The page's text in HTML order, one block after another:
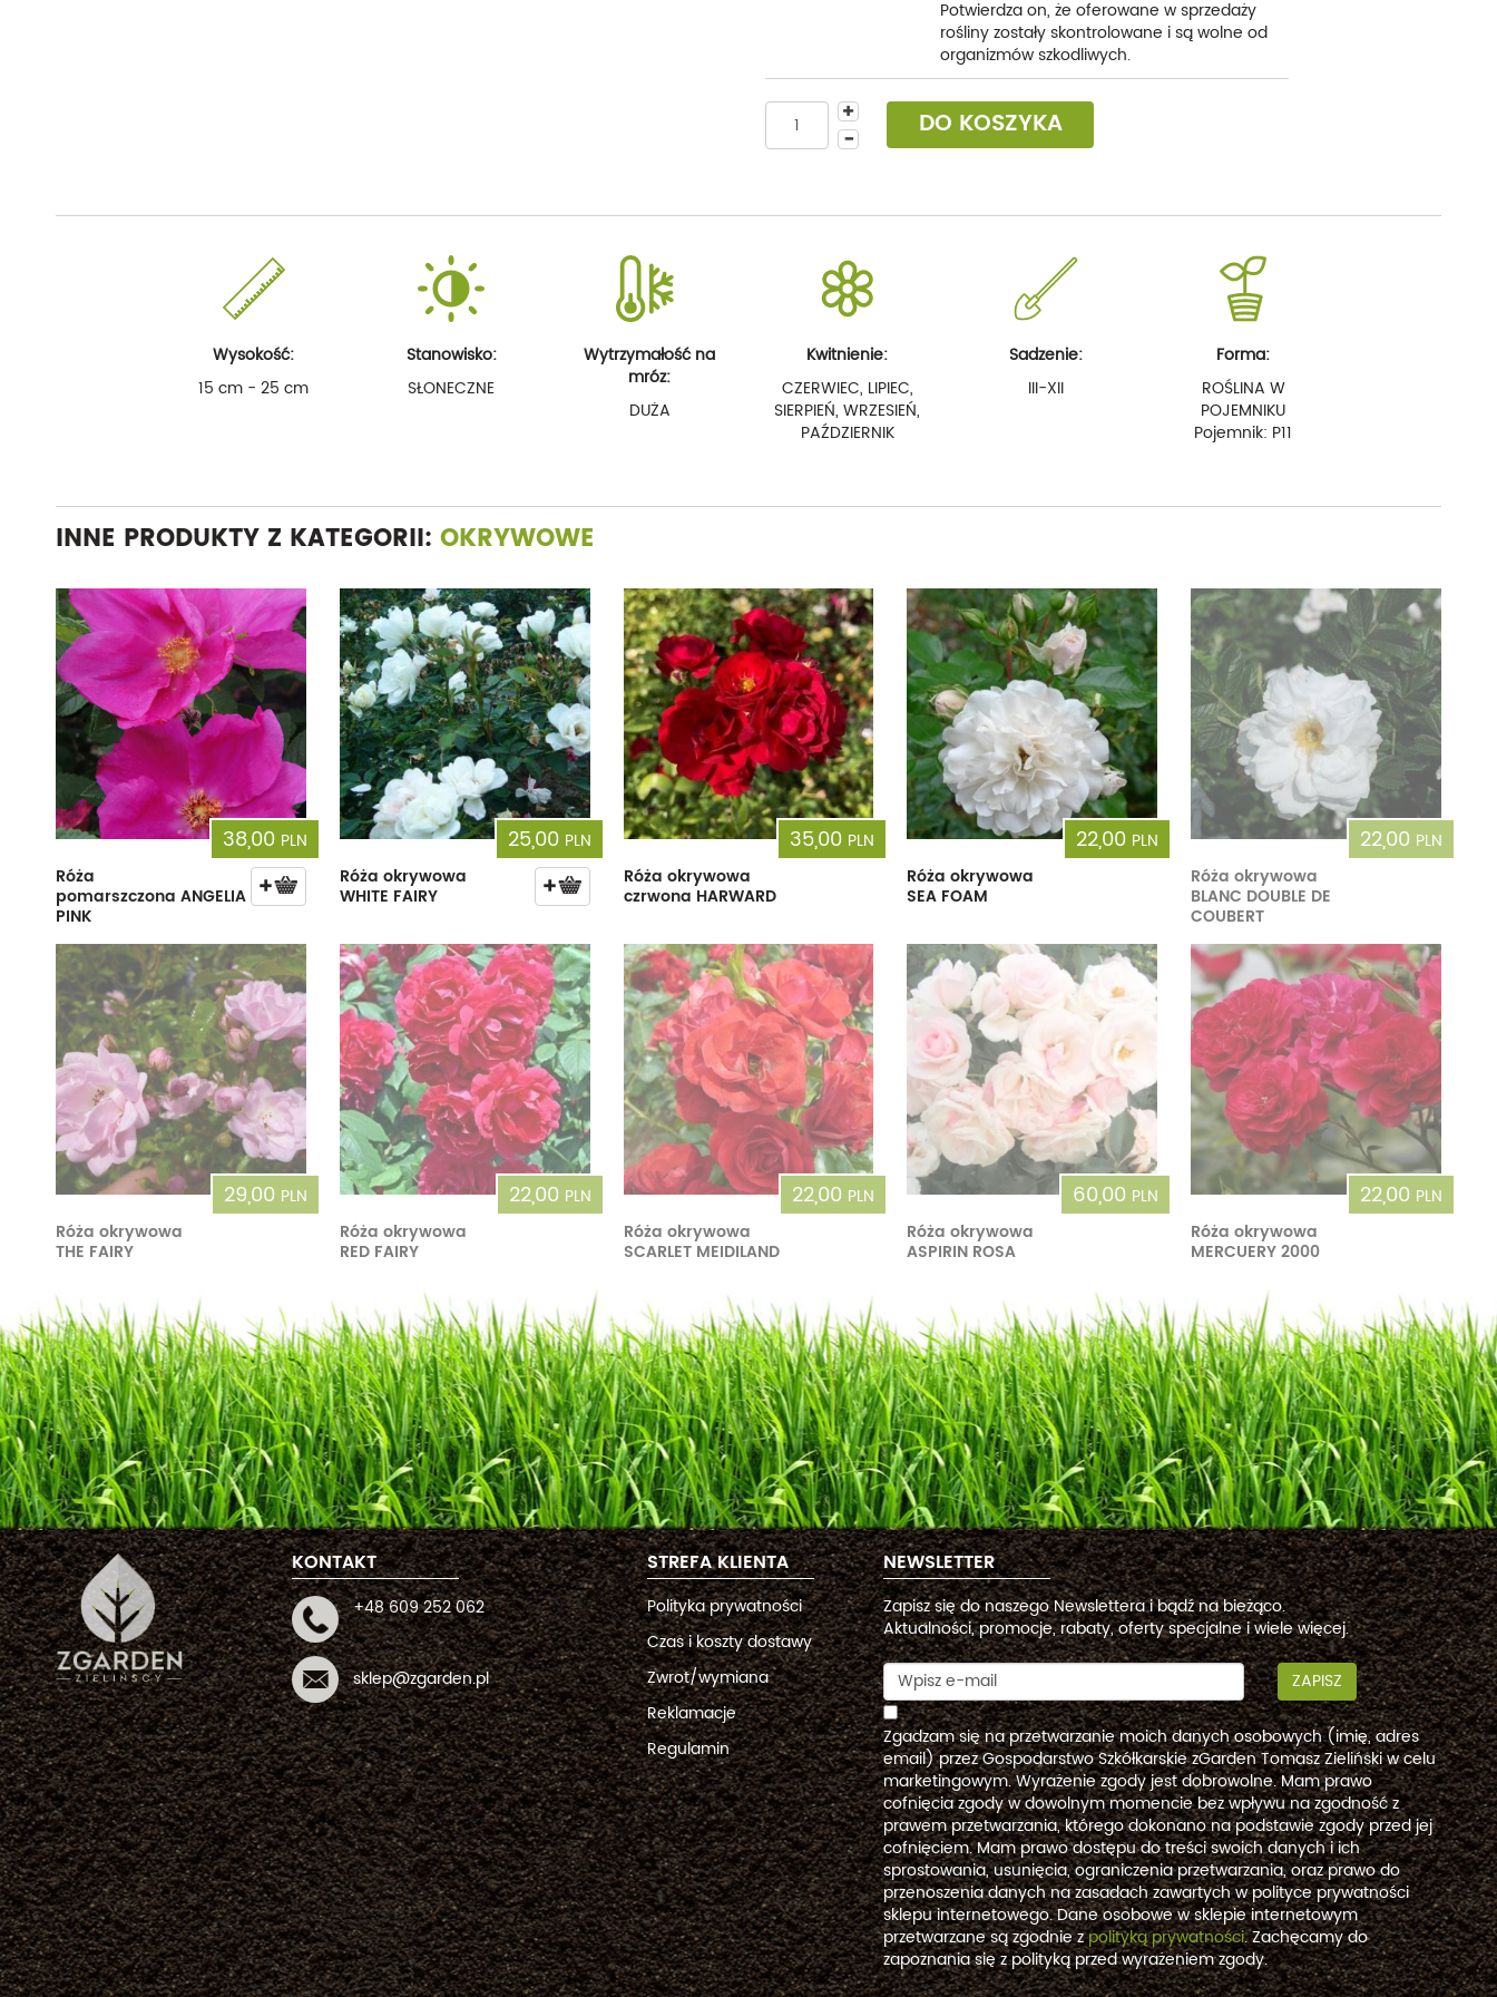
Potwierdza on, że oferowane w sprzedaży
rośliny zostały skontrolowane i są wolne od
organizmów szkodliwych.
DO KOSZYKA
Wysokość:
15 cm - 25 cm
Stanowisko:
SŁONECZNE
Wytrzymałość na
mróz:
DUŻA
Kwitnienie:
CZERWIEC, LIPIEC,
SIERPIEŃ, WRZESIEŃ,
PAŹDZIERNIK
Sadzenie:
III-XII
Forma:
ROŚLINA W
POJEMNIKU
Pojemnik: P11
INNE PRODUKTY Z KATEGORII: OKRYWOWE
38,00 PLN
Róża
pomarszczona ANGELIA
PINK
25,00 PLN
Róża okrywowa
WHITE FAIRY
35,00 PLN
Róża okrywowa
czrwona HARWARD
22,00 PLN
Róża okrywowa
SEA FOAM
22,00 PLN
Róża okrywowa
BLANC DOUBLE DE
COUBERT
29,00 PLN
Róża okrywowa
THE FAIRY
22,00 PLN
Róża okrywowa
RED FAIRY
22,00 PLN
Róża okrywowa
SCARLET MEIDILAND
60,00 PLN
Róża okrywowa
ASPIRIN ROSA
22,00 PLN
Róża okrywowa
MERCUERY 2000
KONTAKT
+48 609 252 062
sklep@zgarden.pl
STREFA KLIENTA
Polityka prywatności
Czas i koszty dostawy
Zwrot/wymiana
Reklamacje
Regulamin
NEWSLETTER
Zapisz się do naszego Newslettera i bądź na bieżąco.
Aktualności, promocje, rabaty, oferty specjalne i wiele więcej.
ZAPISZ
Zgadzam się na przetwarzanie moich danych osobowych (imię, adres
email) przez Gospodarstwo Szkółkarskie zGarden Tomasz Zieliński w celu
marketingowym. Wyrażenie zgody jest dobrowolne. Mam prawo
cofnięcia zgody w dowolnym momencie bez wpływu na zgodność z
prawem przetwarzania, którego dokonano na podstawie zgody przed jej
cofnięciem. Mam prawo dostępu do treści swoich danych i ich
sprostowania, usunięcia, ograniczenia przetwarzania, oraz prawo do
przenoszenia danych na zasadach zawartych w polityce prywatności
sklepu internetowego. Dane osobowe w sklepie internetowym
przetwarzane są zgodnie zpolityką prywatności. Zachęcamy do
zapoznania się z polityką przed wyrażeniem zgody.